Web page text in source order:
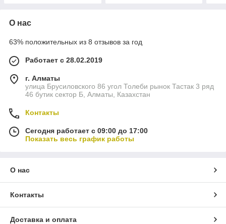
О нас
63% положительных из 8 отзывов за год
Работает с 28.02.2019
г. Алматы
улица Брусиловского 86 угол Толеби рынок Тастак 3 ряд
46 бутик сектор Б, Алматы, Казахстан
Контакты
Сегодня работает с 09:00 до 17:00
Показать весь график работы
О нас
Контакты
Доставка и оплата